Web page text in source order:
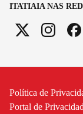
ITATIAIA NAS
Política de
Portal de